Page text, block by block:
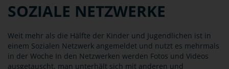
SOZIALE NETZWERKE
Weit mehr als die Hälfte der Kinder und Jugendlichen ist in
einem Sozialen Netzwerk angemeldet und nutzt es mehrmals
in der Woche In den Netzwerken werden Fotos und Videos
ausgetauscht, man unterhält sich mit anderen und